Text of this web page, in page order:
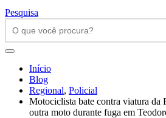
Pesquisa
Início
Blog
Regional, Policial
Motociclista bate contra viatura da
outra moto durante fuga em